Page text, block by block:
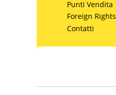
Punti Vendita
Foreign Rights
Contatti